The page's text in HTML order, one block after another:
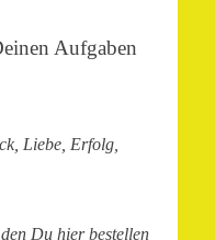
Aufgaben
Liebe, Erfolg,
den Du hier bestellen